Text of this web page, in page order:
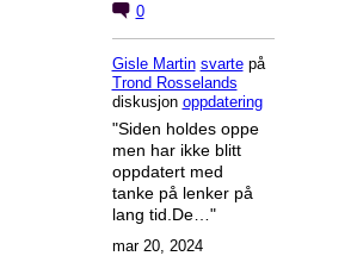
0
Gisle Martin svartepå
Trond Rosselands
diskusjon oppdatering
"Siden holdes oppe
men har ikke blitt
oppdatert med
tanke på lenker på
lang tid.De…"
mar 20, 2024